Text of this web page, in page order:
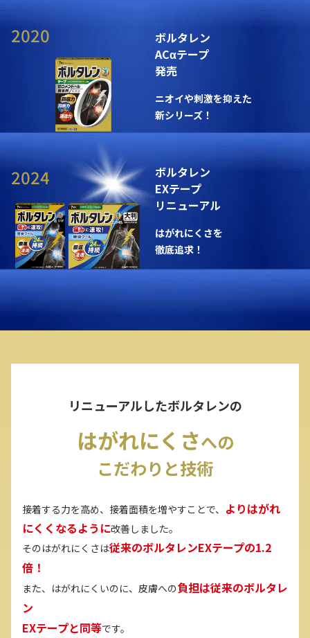
2020
ボルタレン
ACαテープ
発売
ニオイや刺激を抑えた
新シリーズ！
2024
ボルタレン
EXテープ
リニューアル
はがれにくさを
徹底追求！
リニューアルしたボルタレンの
はがれにくさへの
こだわりと技術
接着する力を高め、接着面積を増やすことで、 よりはがれ
にくくなるように改善しました。
そのはがれにくさは従来のボルタレンEXテープの1.2
倍！
また、はがれにくいのに、皮膚への負担は従来のボルタレ
ン
EXテープと同等です。